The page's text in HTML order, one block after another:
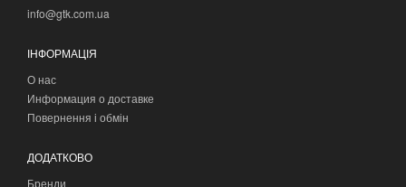
info@gtk.com.ua
ІНФОРМАЦІЯ
О нас
Информация о доставке
Повернення і обмін
ДОДАТКОВО
Бренди